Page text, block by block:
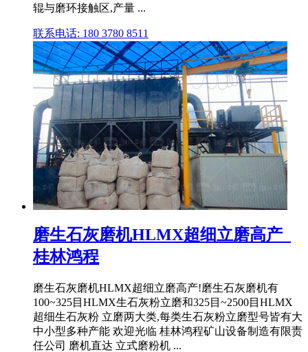
辊与磨环接触区,产量 ...
联系电话: 180 3780 8511
磨生石灰磨机HLMX超细立磨高产_
桂林鸿程
磨生石灰磨机HLMX超细立磨高产!磨生石灰磨机有
100~325目HLMX生石灰粉立磨和325目~2500目HLMX
超细生石灰粉 立磨两大类,每类生石灰粉立磨型号皆有大
中小型多种产能 欢迎光临 桂林鸿程矿山设备制造有限责
任公司 磨机直达 立式磨粉机 ...